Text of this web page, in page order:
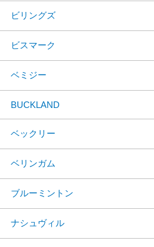
ビリングズ
ビスマーク
ベミジー
BUCKLAND
ベックリー
ベリンガム
ブルーミントン
ナシュヴィル